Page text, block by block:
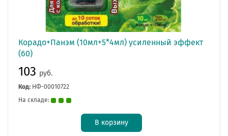
Корадо+Панэм (10мл+5*4мл) усиленный эффект
(60)
103 руб.
Код: НФ-00010722
На складе:
В корзину